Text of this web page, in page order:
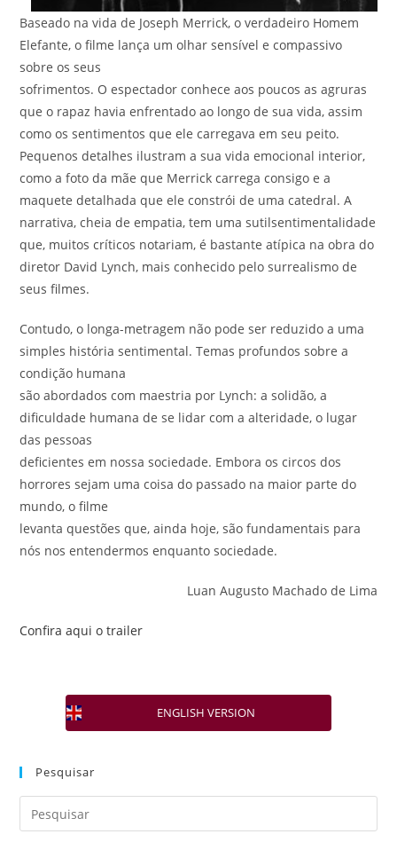
Baseado na vida de Joseph Merrick, o verdadeiro Homem
Elefante, o filme lança um olhar sensível e compassivo
sobre os seus
sofrimentos. O espectador conhece aos poucos as agruras
que o rapaz havia enfrentado ao longo de sua vida, assim
como os sentimentos que ele carregava em seu peito.
Pequenos detalhes ilustram a sua vida emocional interior,
como a foto da mãe que Merrick carrega consigo e a
maquete detalhada que ele constrói de uma catedral. A
narrativa, cheia de empatia, tem uma sutilsentimentalidade
que, muitos críticos notariam, é bastante atípica na obra do
diretor David Lynch, mais conhecido pelo surrealismo de
seus filmes.
Contudo, o longa-metragem não pode ser reduzido a uma
simples história sentimental. Temas profundos sobre a
condição humana
são abordados com maestria por Lynch: a solidão, a
dificuldade humana de se lidar com a alteridade, o lugar
das pessoas
deficientes em nossa sociedade. Embora os circos dos
horrores sejam uma coisa do passado na maior parte do
mundo, o filme
levanta questões que, ainda hoje, são fundamentais para
nós nos entendermos enquanto sociedade.
Luan Augusto Machado de Lima
Confira aqui o trailer
ENGLISH VERSION
Pesquisar